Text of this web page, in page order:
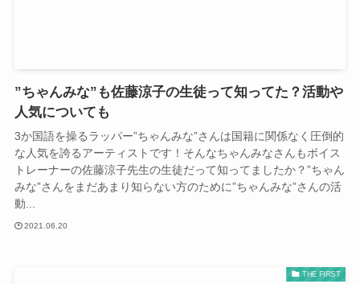
”ちゃんみな”も佐藤涼子の生徒って知ってた？活動や
人気についても
3か国語を操るラッパー”ちゃんみな”さんは国籍に関係なく圧倒的
な人気を誇るアーティストです！そんなちゃんみなさんもボイス
トレーナーの佐藤涼子先生の生徒だって知ってましたか？”ちゃん
みな”さんをまだあまり知らない方のために”ちゃんみな”さんの活
動...
2021.06.20
THE FIRST